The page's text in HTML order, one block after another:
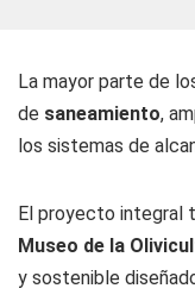
La mayor parte de
de saneamiento,
los sistemas de
El proyecto integral
Museo de la
y sostenible